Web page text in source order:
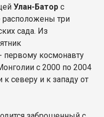
Улан-Батор с
расположены три
сада. Из
- первому космонавту
с 2000 по 2004
северу и к западу от